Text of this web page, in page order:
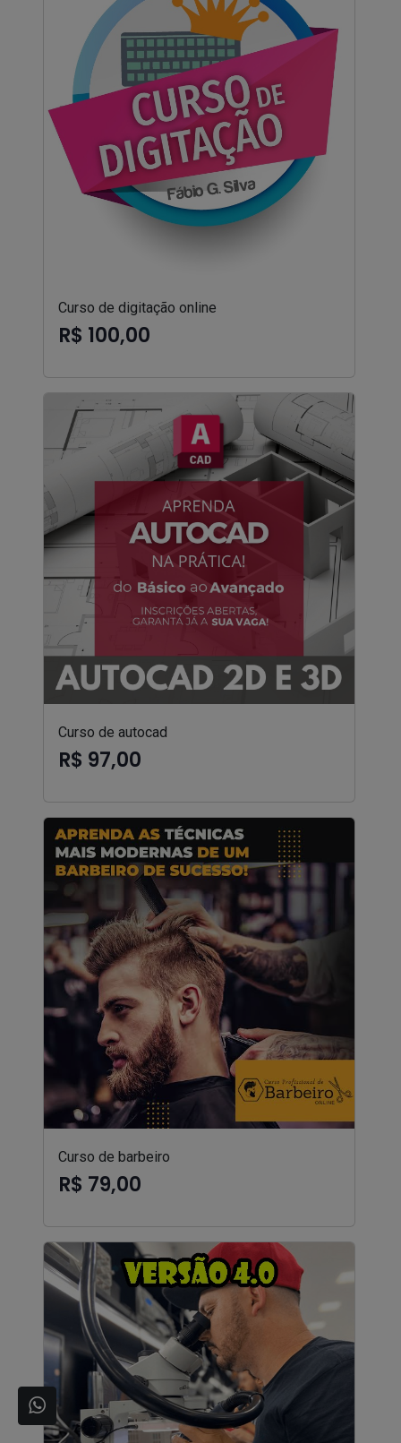
Curso de digitação online
R$ 100,00
Curso de autocad
R$ 97,00
Curso de barbeiro
R$ 79,00